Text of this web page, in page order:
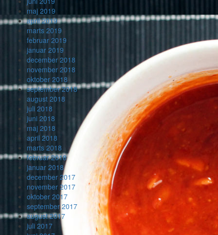
maj 2019
april 2019
marts 2019
februar 2019
januar 2019
december 2018
november 2018
oktober 2018
september 2018
august 2018
juli 2018
juni 2018
maj 2018
april 2018
marts 2018
februar 2018
januar 2018
december 2017
november 2017
oktober 2017
september 2017
august 2017
juli 2017